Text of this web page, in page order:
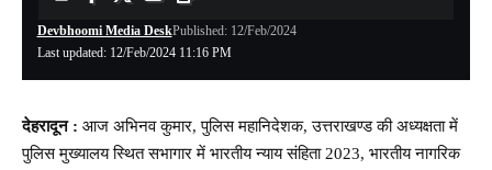
Last updated: 12/Feb/2024 11:16 PM
Devbhoomi Media DeskPublished: 12/Feb/2024
देहरादून : आज अभिनव कुमार, पुलिस महानिदेशक, उत्तराखण्ड की अध्यक्षता में
पुलिस मुख्यालय स्थित सभागार में भारतीय न्याय संहिता 2023, भारतीय नागरिक